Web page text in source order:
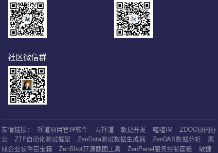
社区微信群
友情链接： 禅道项目管理软件 云禅道 敏捷开发 喧喧IM
ZDOO协同办
公
ZTF自动化测试框架 ZenData测试数据生成器 ZenDAS数据分析
渠
成企业软件百宝箱
ZenShot开源截图工具 ZenPanel服务控制面板 敏捷